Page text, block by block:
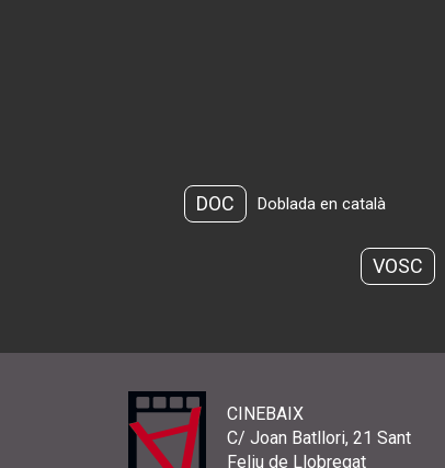
DOC Doblada en català
VOSC
CINEBAIX
C/ Joan Batllori, 21 Sant
Feliu de Llobregat